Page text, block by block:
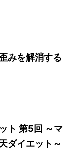
みを解消する
ト 第5回 ～マ
ダイエット～